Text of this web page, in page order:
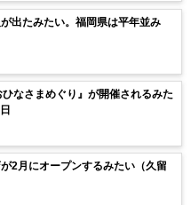
出たみたい。福岡県は平年並み
ひなさまめぐり』が開催されるみた
2月にオープンするみたい（久留